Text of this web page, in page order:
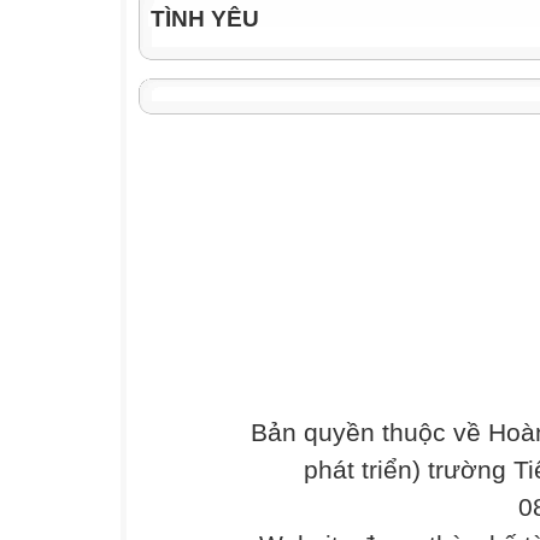
TÌNH YÊU
Bản quyền thuộc về
phát triển) trường